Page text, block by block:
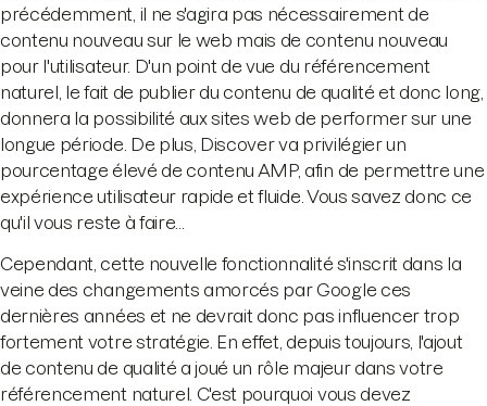
précédemment, il ne s'agira pas nécessairement de
contenu nouveau sur le web mais de contenu nouveau
pour l'utilisateur. D'un point de vue du référencement
naturel, le fait de publier du contenu de qualité et donc long,
donnera la possibilité aux sites web de performer sur une
longue période. De plus, Discover va privilégier un
pourcentage élevé de contenu AMP, afin de permettre une
expérience utilisateur rapide et fluide. Vous savez donc ce
qu'il vous reste à faire...
Cependant, cette nouvelle fonctionnalité s'inscrit dans la
veine des changements amorcés par Google ces
dernières années et ne devrait donc pas influencer trop
fortement votre stratégie. En effet, depuis toujours, l'ajout
de contenu de qualité a joué un rôle majeur dans votre
référencement naturel. C'est pourquoi vous devez